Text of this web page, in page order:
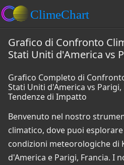
Grafico di Confronto
Stati Uniti d'America vs
Grafico Completo di
Stati Uniti d'America vs
Tendenze di Impatto
Benvenuto nel nostro
climatico, dove puoi
condizioni meteorologiche di
d'America e Parigi, Francia. I